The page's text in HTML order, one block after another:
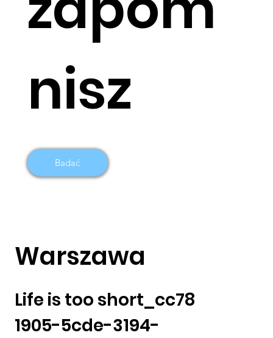
nisz
Badać
Warszawa
Life is too short_cc78
1905-5cde-3194-